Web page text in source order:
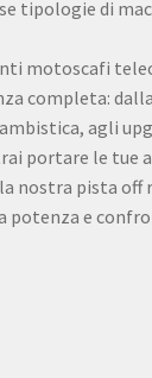
tipologie di
motoscafi
completa:
agli
portare le tue
nostra pista off
potenza e